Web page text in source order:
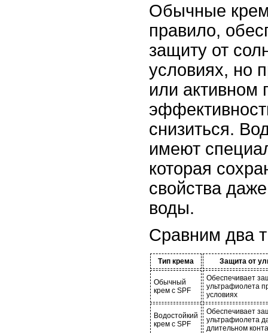
Обычные
правило,
защиту от
условиях, но
или активном
снизиться.
имеют
которая
свойства
воды.
Сравним два
Тип крема Защита от
Обычный
крем с SPF
Обеспечивает
ультрафиолета
условиях
Водостойкий
крем с SPF
Обеспечивает
ультрафиолета
длительном